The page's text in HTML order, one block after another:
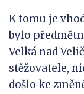
K tomu je
bylo
Velká nad
stěžovatele,
došlo ke